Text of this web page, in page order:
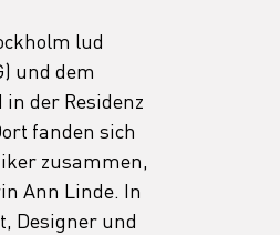
lud
und dem
der Residenz
fanden sich
zusammen,
Ann Linde. In
Designer und